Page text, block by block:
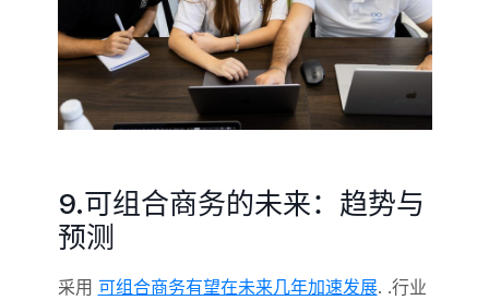
9.可组合商务的未来：趋势与
预测
采用 可组合商务有望在未来几年加速发展. .行业